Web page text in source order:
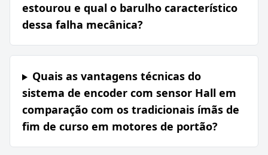
estourou e qual o barulho característico
dessa falha mecânica?
Quais as vantagens técnicas do
sistema de encoder com sensor Hall em
comparação com os tradicionais ímãs de
fim de curso em motores de portão?